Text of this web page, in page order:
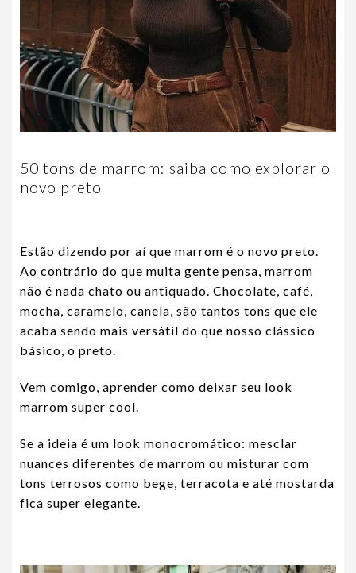
50 tons de marrom: saiba como explorar o
novo preto
Estão dizendo por aí que marrom é o novo preto.
Ao contrário do que muita gente pensa, marrom
não é nada chato ou antiquado. Chocolate, café,
mocha, caramelo, canela, são tantos tons que ele
acaba sendo mais versátil do que nosso clássico
básico, o preto.
Vem comigo, aprender como deixar seu look
marrom super cool.
Se a ideia é um look monocromático: mesclar
nuances diferentes de marrom ou misturar com
tons terrosos como bege, terracota e até mostarda
fica super elegante.